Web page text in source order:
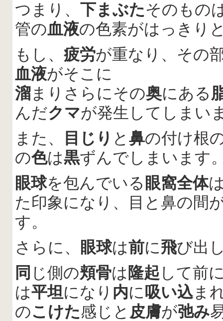
つまり、 下まぶたそのもの
管の血液の色素がはっきり
もし、 疲労が重なり、その
血液がそこに
溜まりさらにその奥にある
んだクマが発生してしまい
また、
目じり と 鼻の付け根
の色は黒ずんでしまいます
眼球を包んでいる 眼窩全体
た印象になり、目と鼻の間
す。
さらに、
眼球は前に飛び出
同 じ側の頬骨は 隆起 して前
は平坦になり 内に吸い込ま
のこけた感じと 皮膚が弛み